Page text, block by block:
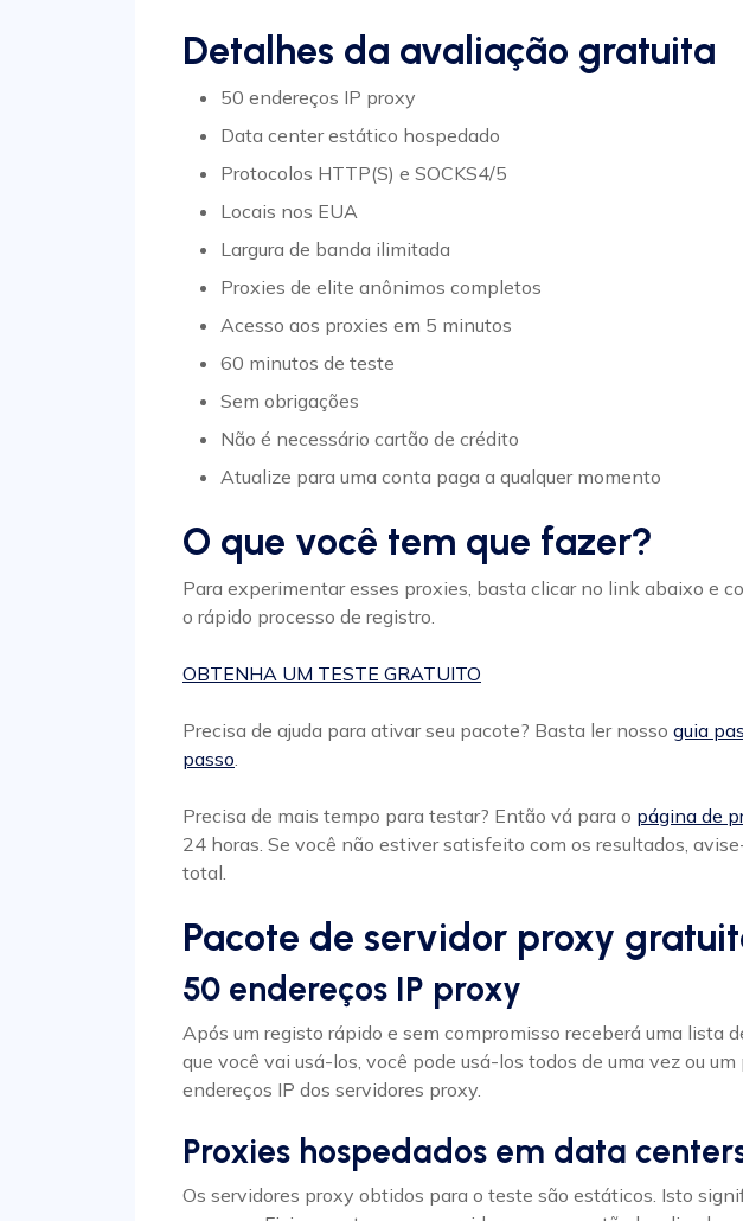
Detalhes da avaliação gratuita
50 endereços IP proxy
Data center estático hospedado
Protocolos HTTP(S) e SOCKS4/5
Locais nos EUA
Largura de banda ilimitada
Proxies de elite anônimos completos
Acesso aos proxies em 5 minutos
60 minutos de teste
Sem obrigações
Não é necessário cartão de crédito
Atualize para uma conta paga a qualquer momento
O que você tem que fazer?
Para experimentar esses proxies, basta clicar no link abaixo e
o rápido processo de registro.
OBTENHA UM TESTE GRATUITO
Precisa de ajuda para ativar seu pacote? Basta ler nosso guia
passo
Precisa de mais tempo para testar? Então vá para o página de
24 horas. Se você não estiver satisfeito com os resultados,
total.
Pacote de servidor proxy
50 endereços IP proxy
Após um registo rápido e sem compromisso receberá uma
que você vai usá-los, você pode usá-los todos de uma vez ou
endereços IP dos servidores proxy.
Proxies hospedados em data
Os servidores proxy obtidos para o teste são estáticos. Isto